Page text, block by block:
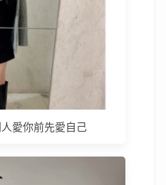
愛你前先愛自己